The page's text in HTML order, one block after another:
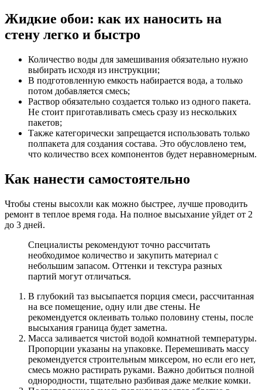
Жидкие обои: как их наносить на
стену легко и быстро
Количество воды для замешивания обязательно нужно
выбирать исходя из инструкции;
В подготовленную емкость набирается вода, а только
потом добавляется смесь;
Раствор обязательно создается только из одного пакета.
Не стоит приготавливать смесь сразу из нескольких
пакетов;
Также категорически запрещается использовать только
полпакета для создания состава. Это обусловлено тем,
что количество всех компонентов будет неравномерным.
Как нанести самостоятельно
Чтобы стены высохли как можно быстрее, лучше проводить
ремонт в теплое время года. На полное высыхание уйдет от 2
до 3 дней.
Специалисты рекомендуют точно рассчитать
необходимое количество и закупить материал с
небольшим запасом. Оттенки и текстура разных
партий могут отличаться.
В глубокий таз высыпается порция смеси, рассчитанная
на все помещение, одну или две стены. Не
рекомендуется оклеивать только половину стены, после
высыхания граница будет заметна.
Масса заливается чистой водой комнатной температуры.
Пропорции указаны на упаковке. Перемешивать массу
рекомендуется строительным миксером, но если его нет,
смесь можно растирать руками. Важно добиться полной
однородности, тщательно разбивая даже мелкие комки.